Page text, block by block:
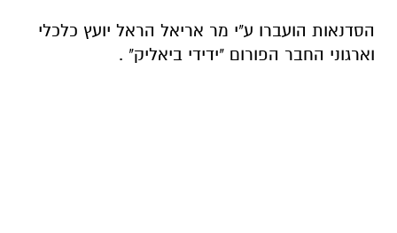
הסדנאות הועברו ע"י מר אריאל הראל יועץ כלכלי
וארגוני החבר הפורום "ידידי ביאליק" .